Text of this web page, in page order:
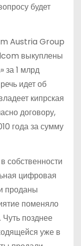
будет
Austria Group
выкуплены
за 1 млрд
идет об
кипрская
договору,
года за сумму
собственности
цифровая
проданы
поменяло
позднее
уже в